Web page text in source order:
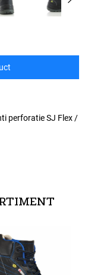
perforatie SJ Flex /